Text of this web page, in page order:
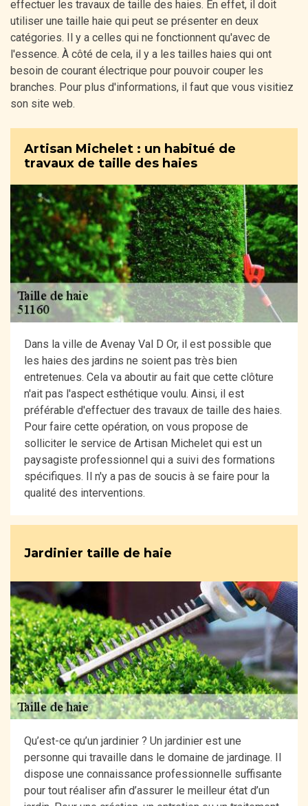
effectuer les travaux de taille des haies. En effet, il doit
utiliser une taille haie qui peut se présenter en deux
catégories. Il y a celles qui ne fonctionnent qu'avec de
l'essence. À côté de cela, il y a les tailles haies qui ont
besoin de courant électrique pour pouvoir couper les
branches. Pour plus d'informations, il faut que vous visitiez
son site web.
Artisan Michelet : un habitué de
travaux de taille des haies
Dans la ville de Avenay Val D Or, il est possible que
les haies des jardins ne soient pas très bien
entretenues. Cela va aboutir au fait que cette clôture
n'ait pas l'aspect esthétique voulu. Ainsi, il est
préférable d'effectuer des travaux de taille des haies.
Pour faire cette opération, on vous propose de
solliciter le service de Artisan Michelet qui est un
paysagiste professionnel qui a suivi des formations
spécifiques. Il n'y a pas de soucis à se faire pour la
qualité des interventions.
Jardinier taille de haie
Qu’est-ce qu’un jardinier ? Un jardinier est une
personne qui travaille dans le domaine de jardinage. Il
dispose une connaissance professionnelle suffisante
pour tout réaliser afin d’assurer le meilleur état d’un